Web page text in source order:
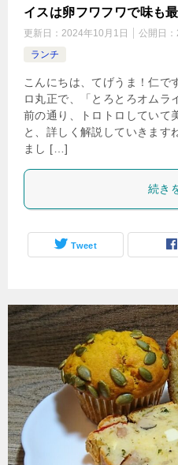
イスは卵フワフワで味も
更新日： 2024年10月1日 公開日：
ランチ
こんにちは、てげうま！仁で
ロ丸正で、「とろとろオムラ
前の通り、トロトロしていて
と、詳しく解説していきます
まし […]
続き
Tweet